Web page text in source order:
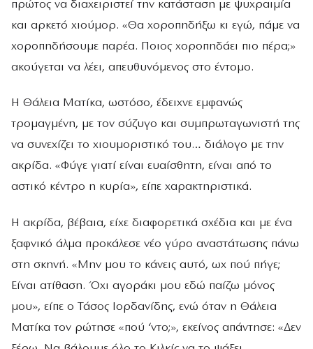
πρώτος να διαχειριστεί την κατάσταση με ψυχραιμία
και αρκετό χιούμορ. «Θα χοροπηδήξω κι εγώ, πάμε να
χοροπηδήσουμε παρέα. Ποιος χοροπηδάει πιο πέρα;»
ακούγεται να λέει, απευθυνόμενος στο έντομο.
Η Θάλεια Ματίκα, ωστόσο, έδειχνε εμφανώς
τρομαγμένη, με τον σύζυγο και συμπρωταγωνιστή της
να συνεχίζει το χιουμοριστικό του… διάλογο με την
ακρίδα. «Φύγε γιατί είναι ευαίσθητη, είναι από το
αστικό κέντρο η κυρία», είπε χαρακτηριστικά.
Η ακρίδα, βέβαια, είχε διαφορετικά σχέδια και με ένα
ξαφνικό άλμα προκάλεσε νέο γύρο αναστάτωσης πάνω
στη σκηνή. «Μην μου το κάνεις αυτό, ωχ πού πήγε;
Είναι ατίθαση. Όχι αγοράκι μου εδώ παίζω μόνος
μου», είπε ο Τάσος Ιορδανίδης, ενώ όταν η Θάλεια
Ματίκα τον ρώτησε «πού ‘ντο;», εκείνος απάντησε: «Δεν